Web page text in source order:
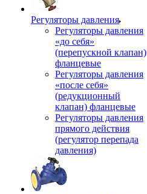
Регуляторы давления
Регуляторы давления
«до себя»
(перепускной клапан)
фланцевые
Регуляторы давления
«после себя»
(редукционный
клапан) фланцевые
Регуляторы давления
прямого действия
(регулятор перепада
давления)